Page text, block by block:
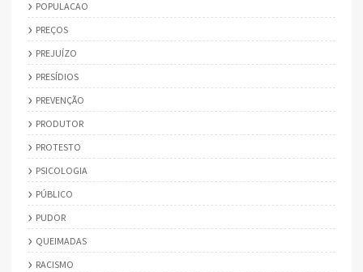
POPULACAO
PREÇOS
PREJUÍZO
PRESÍDIOS
PREVENÇÃO
PRODUTOR
PROTESTO
PSICOLOGIA
PÚBLICO
PUDOR
QUEIMADAS
RACISMO